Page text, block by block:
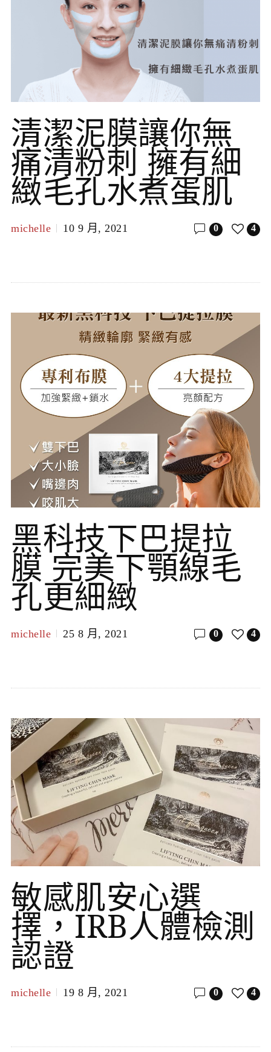
清潔泥膜讓你無
痛清粉刺 擁有細
緻毛孔水煮蛋肌
michelle 10 9 月, 2021 4
0
黑科技下巴提拉
膜 完美下顎線毛
孔更細緻
michelle 25 8 月, 2021 4
0
敏感肌安心選
擇，IRB人體檢測
認證
michelle 19 8 月, 2021 4
0